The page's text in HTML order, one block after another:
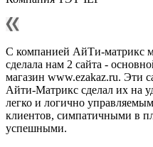
С компанией АйТи-матрикс
сделала нам 2 сайта -
магазин www.ezakaz.ru. Эти
Айти-Матрикс сделал их на
легко и логично
клиентов, симпатичными в
успешными.